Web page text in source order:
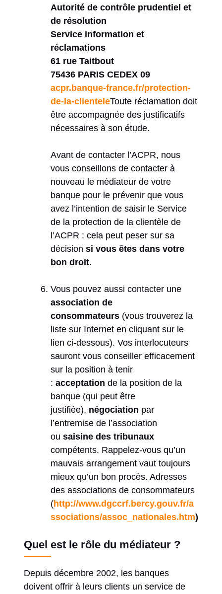
Autorité de contrôle prudentiel et
de résolution
Service information et
réclamations
61 rue Taitbout
75436 PARIS CEDEX 09
acpr.banque-france.fr/protection-
de-la-clienteleToute réclamation doit
être accompagnée des justificatifs
nécessaires à son étude.
Avant de contacter l’ACPR, nous
vous conseillons de contacter à
nouveau le médiateur de votre
banque pour le prévenir que vous
avez l’intention de saisir le Service
de la protection de la clientèle de
l’ACPR : cela peut peser sur sa
décision si vous êtes dans votre
bon droit.
Vous pouvez aussi contacter une
association de
consommateurs (vous trouverez la
liste sur Internet en cliquant sur le
lien ci-dessous). Vos interlocuteurs
sauront vous conseiller efficacement
sur la position à tenir
: acceptation de la position de la
banque (qui peut être
justifiée), négociation par
l’entremise de l’association
ou saisine des tribunaux
compétents. Rappelez-vous qu’un
mauvais arrangement vaut toujours
mieux qu’un bon procès. Adresses
des associations de consommateurs
(http://www.dgccrf.bercy.gouv.fr/a
ssociations/assoc_nationales.htm)
Quel est le rôle du médiateur ?
Depuis décembre 2002, les banques
doivent offrir à leurs clients un service de